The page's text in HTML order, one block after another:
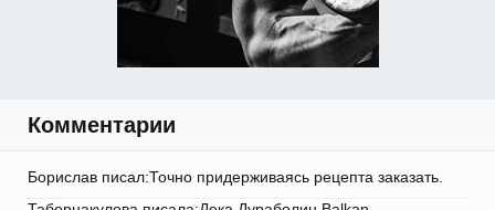
Комментарии
Борислав писал:Точно придерживаясь рецепта заказать.